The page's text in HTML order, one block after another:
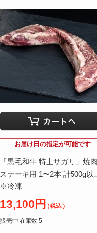
お届け日の指定が可能です
「黒毛和牛 特上サガリ」焼肉
ステーキ用 1〜2本 計500g以
※冷凍
13,100円（税込）
販売中 在庫数 5